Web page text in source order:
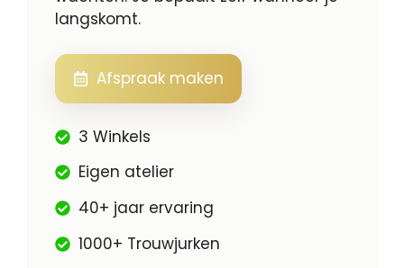
langskomt.
Afspraak maken
3 Winkels
Eigen atelier
40+ jaar ervaring
1000+ Trouwjurken